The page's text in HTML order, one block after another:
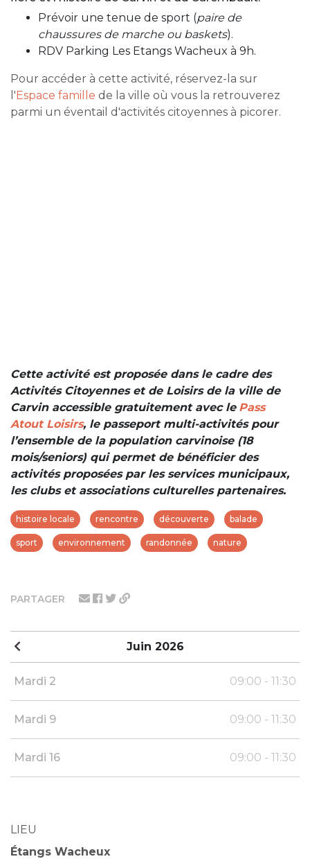
PARTAGER
Juin 2026
Mardi 2 09:00 - 11:30
Mardi 9 09:00 - 11:30
Mardi 16 09:00 - 11:30
LIEU
Étangs Wacheux
Prévoir une tenue de sport (paire de
chaussures de marche ou baskets).
RDV Parking Les Etangs Wacheux à 9h.
Pour accéder à cette activité, réservez-la sur
l' Espace famille de la ville où vous la retrouverez
parmi un éventail d'activités citoyennes à picorer.
Cette activité est proposée dans le cadre des
Activités Citoyennes et de Loisirs de la ville de
Carvin accessible gratuitement avec le Pass
Atout Loisirs, le passeport multi-activités pour
l’ensemble de la population carvinoise (18
mois/seniors) qui permet de bénéficier des
activités proposées par les services municipaux,
les clubs et associations culturelles partenaires.
histoire locale rencontre découverte balade
sport environnement randonnée nature